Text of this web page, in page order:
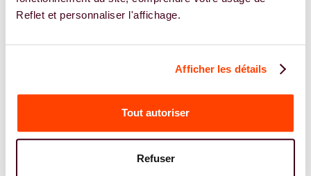
Reflet et personnaliser l'affichage.
Afficher les détails
Tout autoriser
Refuser
Vous êtes Sage Femme expert.e.s en SMOP
l'accompagnement des femmes et des couples sur la
thématique de la fertilité et particulièrement sur le Bien